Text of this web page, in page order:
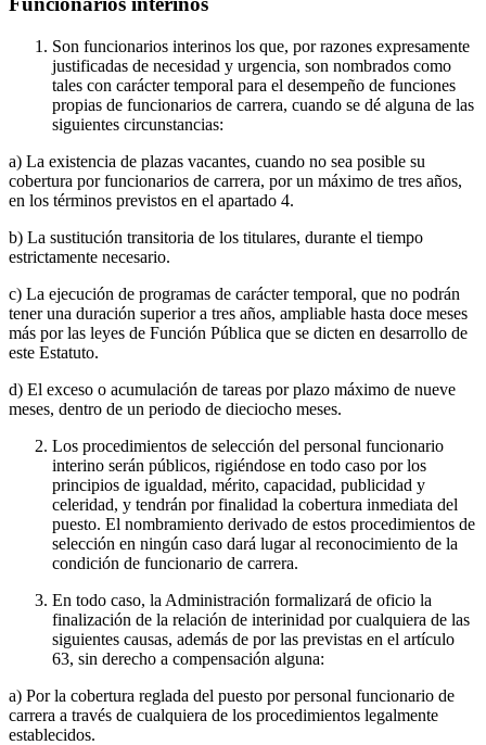
Son funcionarios interinos los que, por razones expresamente
justificadas de necesidad y urgencia, son nombrados como
tales con carácter temporal para el desempeño de funciones
propias de funcionarios de carrera, cuando se dé alguna de las
siguientes circunstancias:
a) La existencia de plazas vacantes, cuando no sea posible su
cobertura por funcionarios de carrera, por un máximo de tres años,
en los términos previstos en el apartado 4.
b) La sustitución transitoria de los titulares, durante el tiempo
estrictamente necesario.
c) La ejecución de programas de carácter temporal, que no podrán
tener una duración superior a tres años, ampliable hasta doce meses
más por las leyes de Función Pública que se dicten en desarrollo de
este Estatuto.
d) El exceso o acumulación de tareas por plazo máximo de nueve
meses, dentro de un periodo de dieciocho meses.
Los procedimientos de selección del personal funcionario
interino serán públicos, rigiéndose en todo caso por los
principios de igualdad, mérito, capacidad, publicidad y
celeridad, y tendrán por finalidad la cobertura inmediata del
puesto. El nombramiento derivado de estos procedimientos de
selección en ningún caso dará lugar al reconocimiento de la
condición de funcionario de carrera.
En todo caso, la Administración formalizará de oficio la
finalización de la relación de interinidad por cualquiera de las
siguientes causas, además de por las previstas en el artículo
63, sin derecho a compensación alguna:
a) Por la cobertura reglada del puesto por personal funcionario de
carrera a través de cualquiera de los procedimientos legalmente
establecidos.